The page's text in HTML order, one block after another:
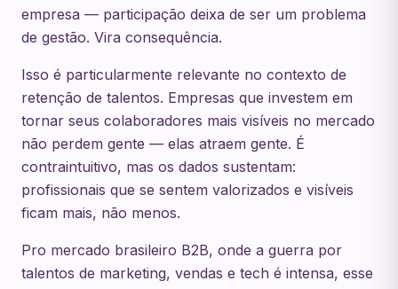
empresa — participação deixa de ser um problema
de gestão. Vira consequência.
Isso é particularmente relevante no contexto de
retenção de talentos. Empresas que investem em
tornar seus colaboradores mais visíveis no mercado
não perdem gente — elas atraem gente. É
contraintuitivo, mas os dados sustentam:
profissionais que se sentem valorizados e visíveis
ficam mais, não menos.
Pro mercado brasileiro B2B, onde a guerra por
talentos de marketing, vendas e tech é intensa, esse